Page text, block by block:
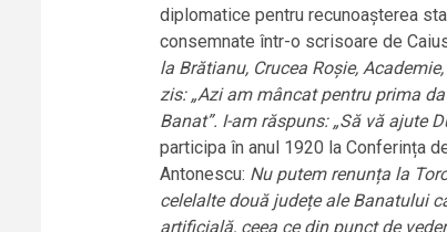
diplomatice pentru recunoașterea
consemnate într-o scrisoare de
la Brătianu, Crucea Roșie,
zis: „Azi am mâncat pentru prima
Banat”. I-am răspuns: „Să vă ajute
participa în anul 1920 la Conferința
Antonescu: Nu putem renunța la
celelalte două județe ale Banatului
artificială, ceea ce din punct de